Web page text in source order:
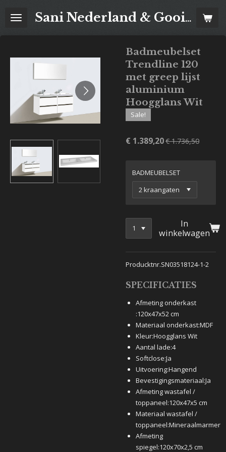
direct
Sani Nederland & Goois Tegelhuis
Badmeubelset
Trendline 120
met greep lijst
aluminium
Hoogglans Wit
Sale!
€ 1.389,20€ 1.736,50
BADMEUBELSET
In
winkelwagen
Producktnr.SN03518124-1-2
SPECIFICATIES
Afmeting onderkast
:120x47x52 cm
Materiaal onderkast:MDF
Kleur:Hoogglans Wit
Aantal lade:4
Softclose:Ja
Uitvoering:Hangend
Bevestigingsmateriaal:Ja
Afmeting wastafel /
toppaneel:120x47x5 cm
Materiaal wastafel /
toppaneel:Mineraalmarmer
Afmeting
spiegel:120x70x2,5 cm